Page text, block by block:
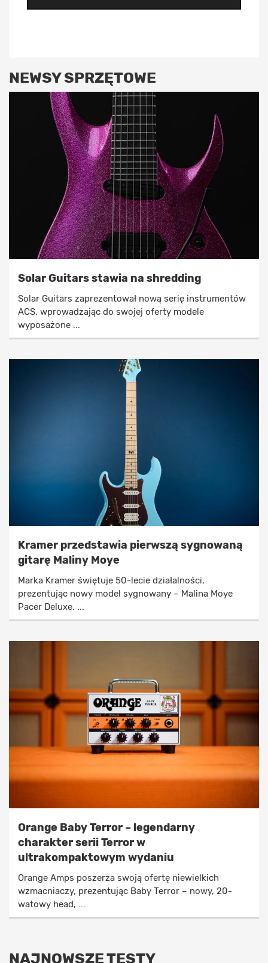
NEWSY SPRZĘTOWE
Solar Guitars stawia na shredding
Solar Guitars zaprezentował nową serię instrumentów
ACS, wprowadzając do swojej oferty modele
wyposażone ...
Kramer przedstawia pierwszą sygnowaną
gitarę Maliny Moye
Marka Kramer świętuje 50-lecie działalności,
prezentując nowy model sygnowany – Malina Moye
Pacer Deluxe. ...
Orange Baby Terror – legendarny
charakter serii Terror w
ultrakompaktowym wydaniu
Orange Amps poszerza swoją ofertę niewielkich
wzmacniaczy, prezentując Baby Terror – nowy, 20-
watowy head, ...
NAJNOWSZE TESTY